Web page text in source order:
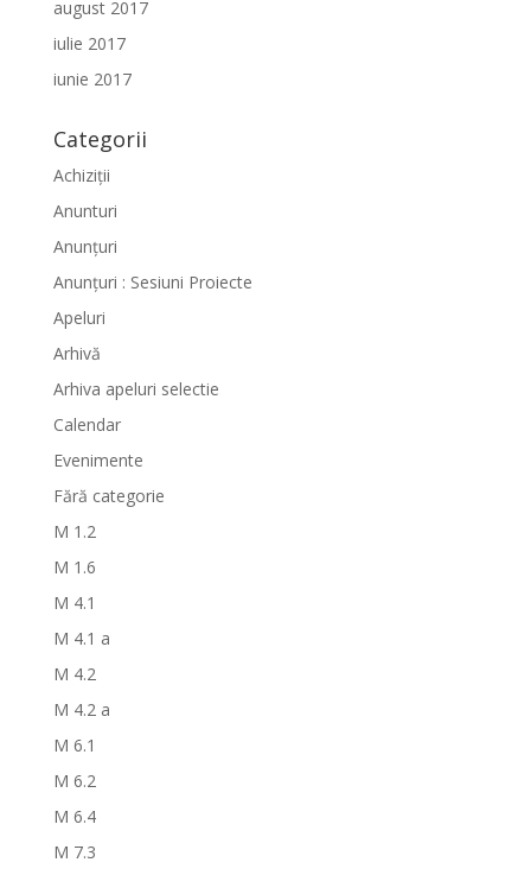
august 2017
iulie 2017
iunie 2017
Categorii
Achiziții
Anunturi
Anunțuri
Anunțuri : Sesiuni Proiecte
Apeluri
Arhivă
Arhiva apeluri selectie
Calendar
Evenimente
Fără categorie
M 1.2
M 1.6
M 4.1
M 4.1 a
M 4.2
M 4.2 a
M 6.1
M 6.2
M 6.4
M 7.3